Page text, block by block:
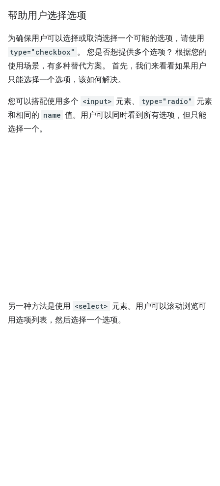
帮助用户选择选项
为确保用户可以选择或取消选择一个可能的选项，请使用
type="checkbox" 。 您是否想提供多个选项？ 根据您的
使用场景，有多种替代方案。 首先，我们来看看如果用户
只能选择一个选项，该如何解决。
您可以搭配使用多个 <input> 元素、 type="radio"
元素
和相同的 name 值。用户可以同时看到所有选项，但只能
选择一个。
另一种方法是使用 <select> 元素。用户可以滚动浏览可
用选项列表，然后选择一个选项。